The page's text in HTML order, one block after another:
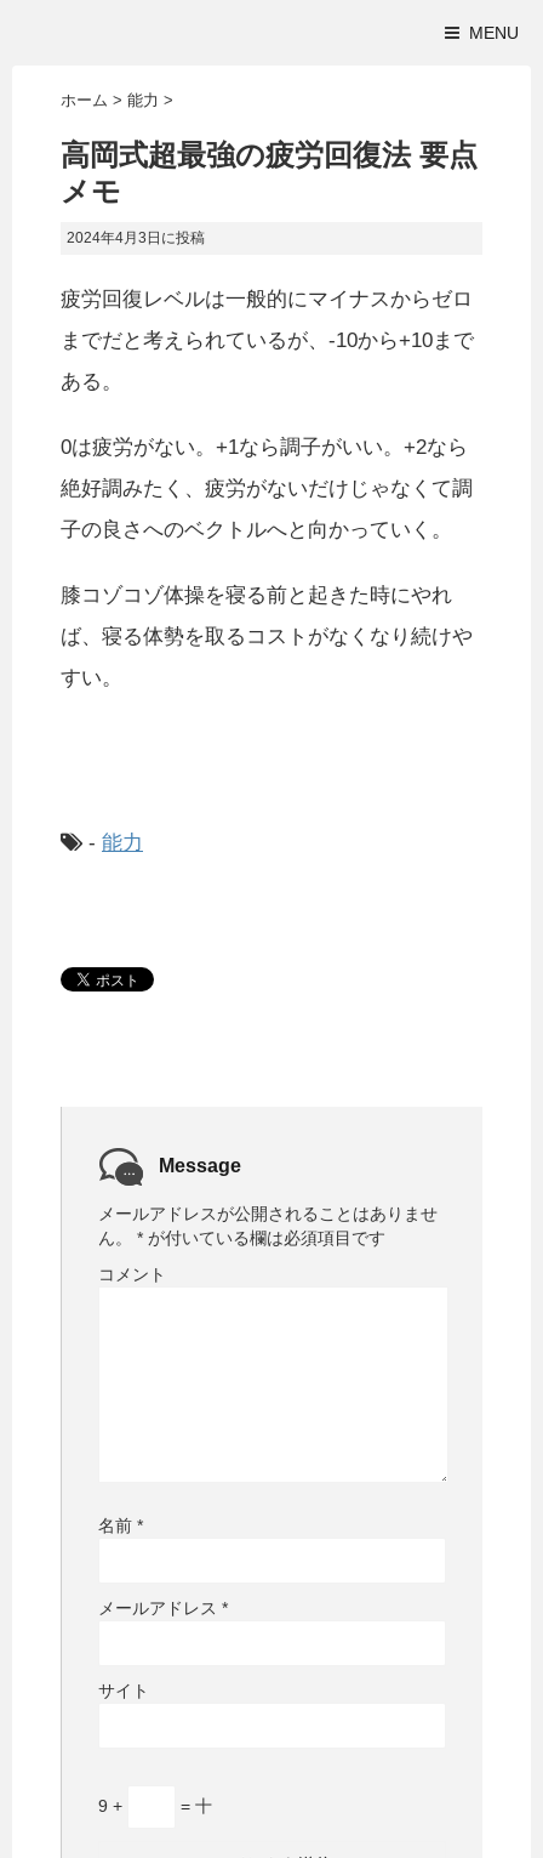
MENU
ホーム > 能力 >
高岡式超最強の疲労回復法 要点
メモ
2024年4月3日 に投稿
疲労回復レベルは一般的にマイナスからゼロ
までだと考えられているが、-10から+10まで
ある。
0は疲労がない。+1なら調子がいい。+2なら
絶好調みたく、疲労がないだけじゃなくて調
子の良さへのベクトルへと向かっていく。
膝コゾコゾ体操を寝る前と起きた時にやれ
ば、寝る体勢を取るコストがなくなり続けや
すい。
- 能力
Message
メールアドレスが公開されることはありませ
ん。
* が付いている欄は必須項目です
コメント
名前 *
メールアドレス *
サイト
9 + = 十